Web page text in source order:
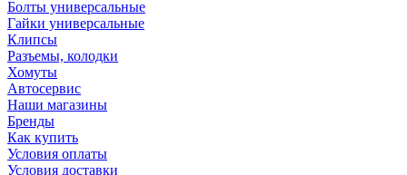
Болты универсальные
Гайки универсальные
Клипсы
Разъемы, колодки
Хомуты
Автосервис
Наши магазины
Бренды
Как купить
Условия оплаты
Условия доставки